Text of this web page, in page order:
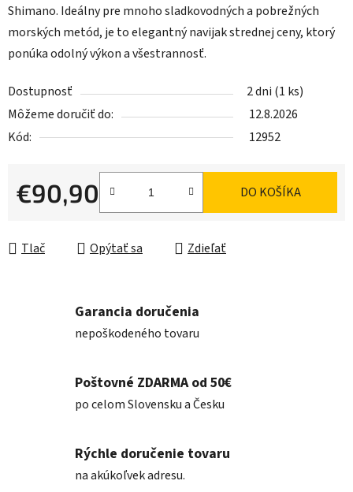
Shimano. Ideálny pre mnoho sladkovodných a pobrežných
morských metód, je to elegantný navijak strednej ceny, ktorý
ponúka odolný výkon a všestrannosť.
Dostupnosť 2 dni (1 ks)
Môžeme doručiť do:
12.8.2026
Kód:
12952
€90,90
Jednotková cena:
DO KOŠÍKA
Tlač Opýtať sa Zdieľať
Garancia doručenia
nepoškodeného tovaru
Poštovné ZDARMA od 50€
po celom Slovensku a Česku
Rýchle doručenie tovaru
na akúkoľvek adresu.